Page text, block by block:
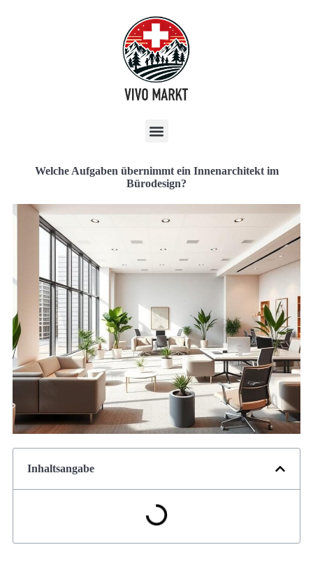
Welche Aufgaben übernimmt ein Innenarchitekt im
Bürodesign?
Inhaltsangabe